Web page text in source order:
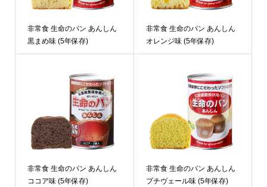
非常食 生命のパン あんしん
黒まめ味 (5年保存)
非常食 生命のパン あんしん
オレンジ味 (5年保存)
非常食 生命のパン あんしん
ココア味 (5年保存)
非常食 生命のパン あんしん
プチヴェール味 (5年保存)